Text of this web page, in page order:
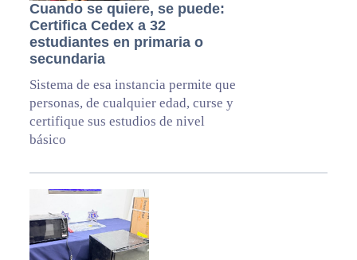
Cuando se quiere, se puede:
Certifica Cedex a 32
estudiantes en primaria o
secundaria
Sistema de esa instancia permite que
personas, de cualquier edad, curse y
certifique sus estudios de nivel
básico